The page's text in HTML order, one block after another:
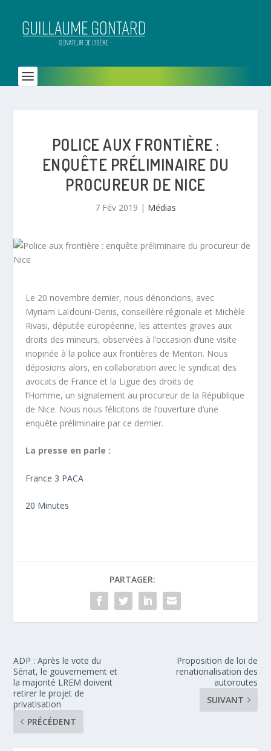
POLICE AUX FRONTIÈRE :
ENQUÊTE PRÉLIMINAIRE DU
PROCUREUR DE NICE
7 Fév 2019 | Médias
Le 20 novembre dernier, nous dénoncions, avec
Myriam Laïdouni-Denis, conseillère régionale et Michèle
Rivasi, députée européenne, les atteintes graves aux
droits des mineurs, observées à l’occasion d’une visite
inopinée à la police aux frontières de Menton. Nous
déposions alors, en collaboration avec le syndicat des
avocats de France et la Ligue des droits de
l’Homme, un signalement au procureur de la République
de Nice. Nous nous félicitons de l’ouverture d’une
enquête préliminaire par ce dernier.
La presse en parle :
France 3 PACA
20 Minutes
PARTAGER:
ADP : Après le vote du
Sénat, le gouvernement et
la majorité LREM doivent
retirer le projet de
privatisation
PRÉCÉDENT
Proposition de loi de
renationalisation des
autoroutes
SUIVANT